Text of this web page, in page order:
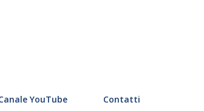
YouTube Contatti